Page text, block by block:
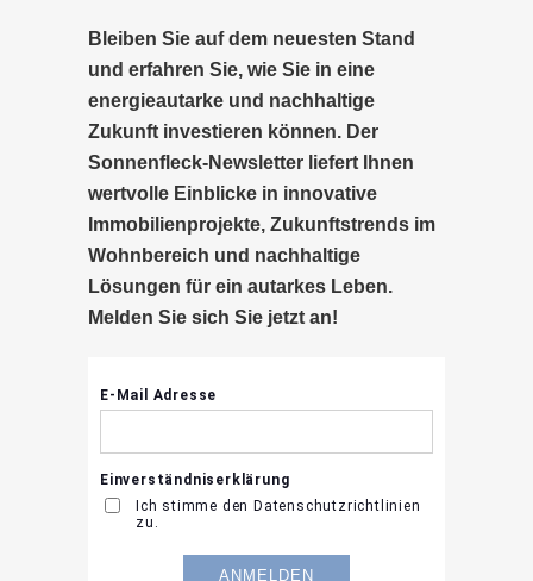
Bleiben Sie auf dem neuesten Stand
und erfahren Sie, wie Sie in eine
energieautarke und nachhaltige
Zukunft investieren können. Der
Sonnenfleck-Newsletter liefert Ihnen
wertvolle Einblicke in innovative
Immobilienprojekte, Zukunftstrends im
Wohnbereich und nachhaltige
Lösungen für ein autarkes Leben.
Melden Sie sich Sie jetzt an!